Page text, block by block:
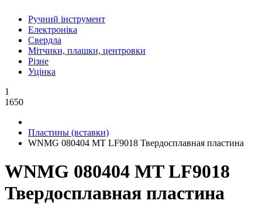
Ручний інструмент
Електроніка
Свердла
Мітчики, плашки, центровки
Різне
Уцінка
1
1650
Пластины (вставки)
WNMG 080404 MT LF9018 Твердосплавная пластина
WNMG 080404 MT LF9018
Твердосплавная пластина